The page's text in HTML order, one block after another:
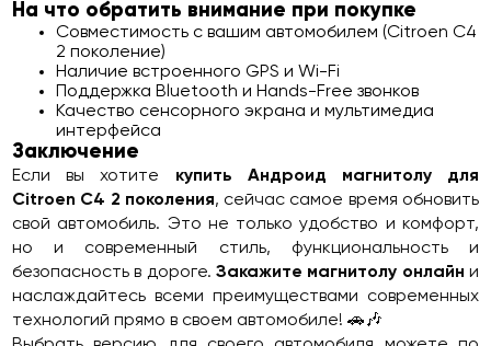
На что обратить внимание при покупке
Совместимость с вашим автомобилем (Citroen C4
2 поколение)
Наличие встроенного GPS и Wi-Fi
Поддержка Bluetooth и Hands-Free звонков
Качество сенсорного экрана и мультимедиа
интерфейса
Заключение
Если вы хотите купить Андроид магнитолу для
Citroen C4 2 поколения, сейчас самое время обновить
свой автомобиль. Это не только удобство и комфорт,
но и современный стиль, функциональность и
безопасность в дороге. Закажите магнитолу онлайн и
наслаждайтесь всеми преимуществами современных
технологий прямо в своем автомобиле! 🚗🎶